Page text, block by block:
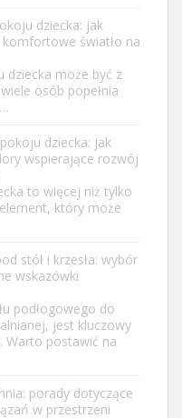
dziecka: jak
światło na
dziecka może być z
osób popełnia
dziecka: jak
wspierające rozwój
to więcej niż tylko
który może
stół i krzesła: wybór
wskazówki
podłogowego do
jest kluczowy
Warto postawić na
porady dotyczące
w przestrzeni